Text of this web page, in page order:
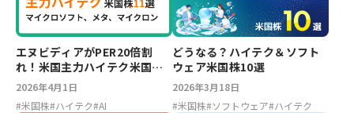
エヌビディアがPER20倍割
れ！米国主力ハイテク米国株
11選
2026年4月1日
#米国株#ハイテク#AI
どうなる？ハイテク＆ソフト
ウェア米国株10選
2026年3月18日
#米国株#ソフトウェア#ハイテク